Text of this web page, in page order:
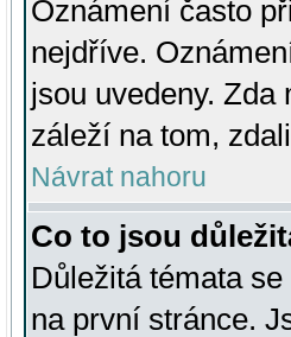
Oznámení často
nejdříve.
jsou uvedeny. Zda
záleží na tom,
Návrat nahoru
Co to jsou
Důležitá témata
na první stránce.